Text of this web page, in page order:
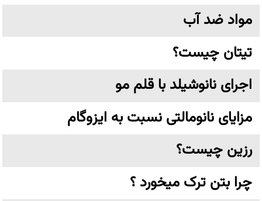
مواد ضد آب
تیتان چیست؟
اجرای نانوشیلد با قلم مو
مزایای نانومالتی نسبت به ایزوگام
رزین چیست؟
چرا بتن ترک میخورد ؟